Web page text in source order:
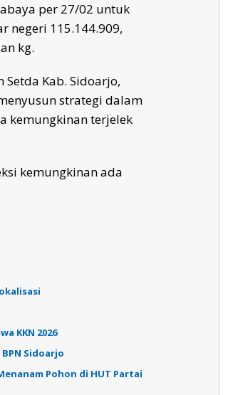
per 27/02 untuk
negeri 115.144.909,
kg.
Kab. Sidoarjo,
strategi dalam
kemungkinan terjelek
kemungkinan ada
KKN 2026
Sidoarjo
Pohon di HUT Partai